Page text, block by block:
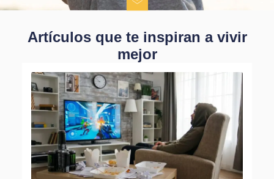
Artículos que te inspiran a vivir
mejor